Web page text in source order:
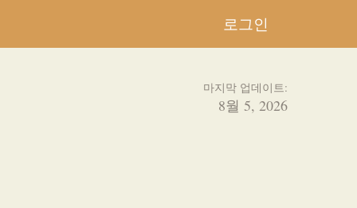
로그인
마지막 업데이트:
8월 5, 2026